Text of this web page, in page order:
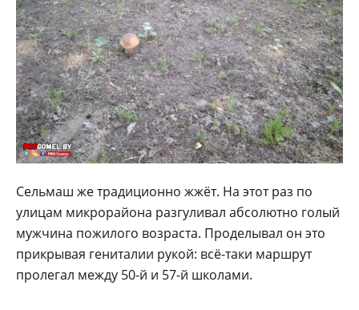
Сельмаш же традиционно жжёт. На этот раз по
улицам микрорайона разгуливал абсолютно голый
мужчина пожилого возраста. Проделывал он это
прикрывая гениталии рукой: всё-таки маршрут
пролегал между 50-й и 57-й школами.